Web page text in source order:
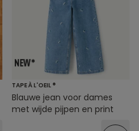
TAPE À L'OEIL ®
Blauwe jean voor dames
met wijde pijpen en print